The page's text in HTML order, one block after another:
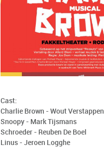
Cast:
Charlie Brown - Wout Verstappen
Snoopy - Mark Tijsmans
Schroeder - Reuben De Boel
Linus - Jeroen Logghe